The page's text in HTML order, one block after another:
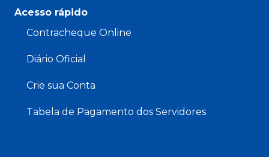
Acesso rápido
Contracheque Online
Diário Oficial
Crie sua Conta
Tabela de Pagamento dos Servidores